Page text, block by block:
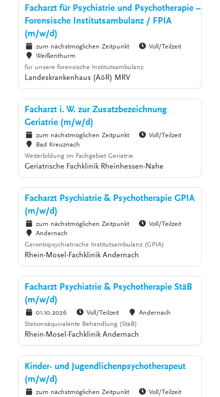
Facharzt für Psychiatrie und Psychotherapie –
Forensische Institutsambulanz / FPIA
(m/w/d)
zum nächstmöglichen Zeitpunkt
Voll/Teilzeit
Weißenthurm
für unsere forensische Institutsambulanz
Landeskrankenhaus (AöR) MRV
Facharzt i. W. zur Zusatzbezeichnung
Geriatrie (m/w/d)
zum nächstmöglichen Zeitpunkt
Voll/Teilzeit
Bad Kreuznach
Weiterbildung im Fachgebiet Geriatrie
Geriatrische Fachklinik Rheinhessen-Nahe
Facharzt Psychiatrie & Psychotherapie GPIA
(m/w/d)
zum nächstmöglichen Zeitpunkt
Voll/Teilzeit
Andernach
Gerontopsychiatrische Institutsambulanz (GPIA)
Rhein-Mosel-Fachklinik Andernach
Facharzt Psychiatrie & Psychotherapie StäB
(m/w/d)
01.10.2026 Voll/Teilzeit
Andernach
Stationsäquivalente Behandlung (StäB)
Rhein-Mosel-Fachklinik Andernach
Kinder- und Jugendlichenpsychotherapeut
(m/w/d)
zum nächstmöglichen Zeitpunkt
Voll/Teilzeit